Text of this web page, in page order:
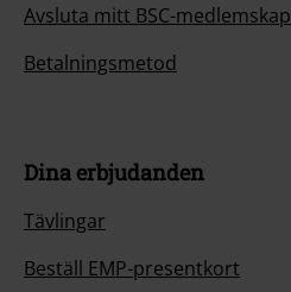
Avsluta mitt BSC-medlemskap
Betalningsmetod
Dina erbjudanden
Tävlingar
Beställ EMP-presentkort